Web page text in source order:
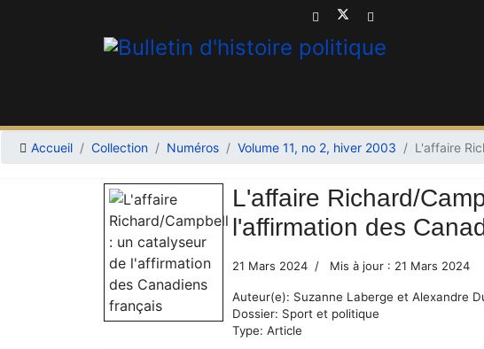
Accueil Collection Numéros Volume 11, no 2, hiver 2003 L'affaire
L'affaire Richard/
l'affirmation des
21 Mars 2024 Mis à jour : 21 Mars 2024
Auteur(e): Suzanne Laberge et Alexandre
Dossier: Sport et politique
Type: Article